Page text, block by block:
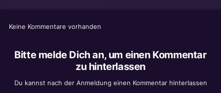
Keine Kommentare vorhanden
Bitte melde Dich an, um einen Kommentar
zu hinterlassen
Du kannst nach der Anmeldung einen Kommentar hinterlassen